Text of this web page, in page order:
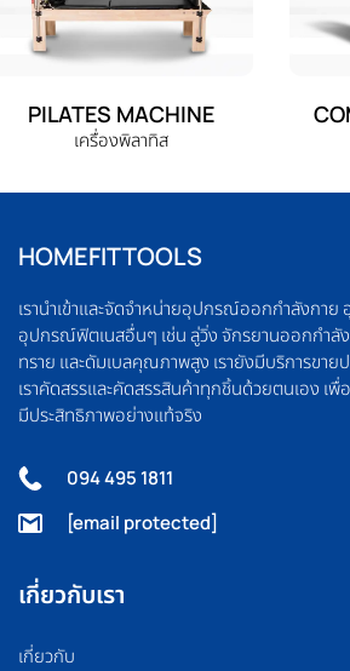
PILATES MACHINE
เครื่องพิลาทิส
HOMEFITTOOLS
เรานำเข้าและจัดจำหน่ายอุปกรณ์ออกกำลังกา
อุปกรณ์ฟิตเนสอื่นๆ เช่น ลู่วิ่ง จักรยานออกกำลั
ทราย และดัมเบลคุณภาพสูง เรายังมีบริการขาย
เราคัดสรรและคัดสรรสินค้าทุกชิ้นด้วยตนเอง เพื่
มีประสิทธิภาพอย่างแท้จริง
094 495 1811
[email protected]
เกี่ยวกับเรา
เกี่ยวกับ